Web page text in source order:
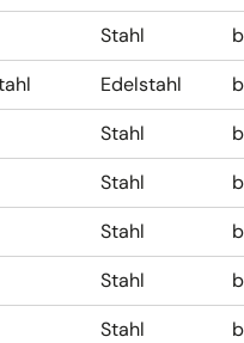
Stahl
Edelstahl
Stahl
Stahl
Stahl
Stahl
Stahl